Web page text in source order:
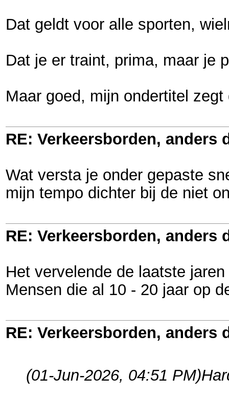
Dat geldt voor alle sporten,
Dat je er traint, prima, maar je
Maar goed, mijn ondertitel zegt
RE: Verkeersborden, anders
Wat versta je onder gepaste
mijn tempo dichter bij de niet
RE: Verkeersborden, anders
Het vervelende de laatste
Mensen die al 10 - 20 jaar op
RE: Verkeersborden, anders
(01-Jun-2026, 04:51 PM)